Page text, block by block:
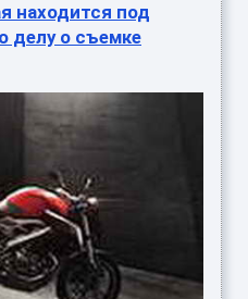
находится под
делу о съемке